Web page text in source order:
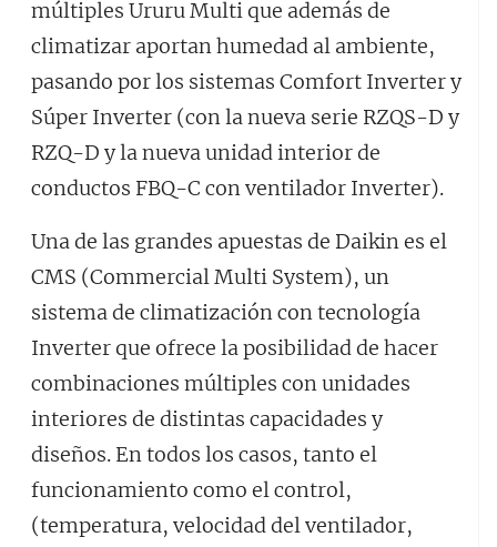
múltiples Ururu Multi que además de
climatizar aportan humedad al ambiente,
pasando por los sistemas Comfort Inverter y
Súper Inverter (con la nueva serie RZQS-D y
RZQ-D y la nueva unidad interior de
conductos FBQ-C con ventilador Inverter).
Una de las grandes apuestas de Daikin es el
CMS (Commercial Multi System), un
sistema de climatización con tecnología
Inverter que ofrece la posibilidad de hacer
combinaciones múltiples con unidades
interiores de distintas capacidades y
diseños. En todos los casos, tanto el
funcionamiento como el control,
(temperatura, velocidad del ventilador,